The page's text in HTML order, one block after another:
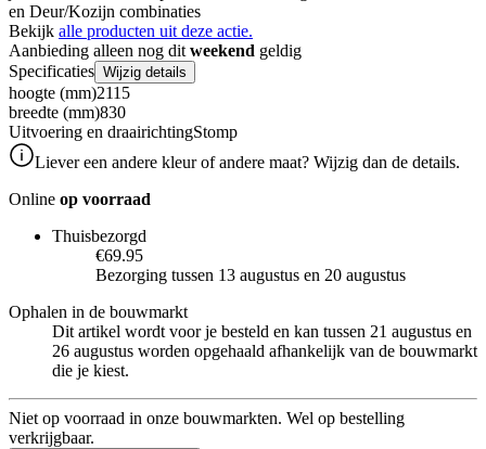
en Deur/Kozijn combinaties
Bekijk alle producten uit deze actie.
Aanbieding alleen nog dit weekend geldig
Specificaties Wijzig details
hoogte (mm)2115
breedte (mm)830
Uitvoering en draairichtingStomp
Liever een andere kleur of andere maat? Wijzig dan de details.
Online op voorraad
Thuisbezorgd
€69.95
Bezorging tussen 13 augustus en 20 augustus
Ophalen in de bouwmarkt
Dit artikel wordt voor je besteld en kan tussen 21 augustus en
26 augustus worden opgehaald afhankelijk van de bouwmarkt
die je kiest.
Niet op voorraad in onze bouwmarkten. Wel op bestelling
verkrijgbaar.